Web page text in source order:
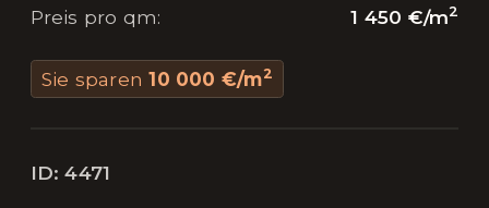
Preis pro qm: 1 450 €/m2
Sie sparen 10 000 €/m2
ID:4471